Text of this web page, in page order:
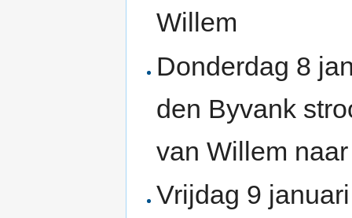
Willem
Donderdag 8
den Byvank
van Willem
Vrijdag 9